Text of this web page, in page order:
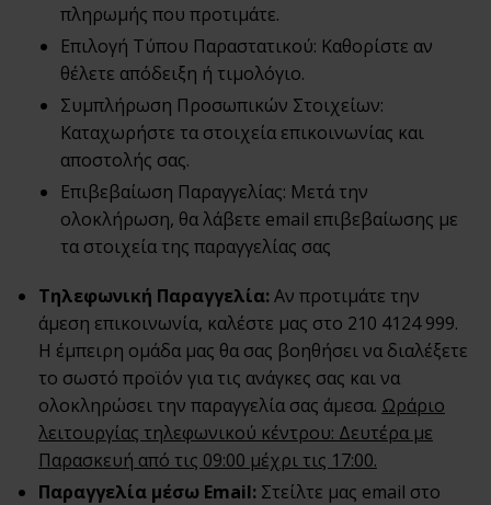
πληρωμής που προτιμάτε.
Επιλογή Τύπου Παραστατικού: Καθορίστε αν
θέλετε απόδειξη ή τιμολόγιο.
Συμπλήρωση Προσωπικών Στοιχείων:
Καταχωρήστε τα στοιχεία επικοινωνίας και
αποστολής σας.
Επιβεβαίωση Παραγγελίας: Μετά την
ολοκλήρωση, θα λάβετε email επιβεβαίωσης με
τα στοιχεία της παραγγελίας σας
Τηλεφωνική Παραγγελία:Αν προτιμάτε την
άμεση επικοινωνία, καλέστε μας στο 210 4124 999.
Η έμπειρη ομάδα μας θα σας βοηθήσει να διαλέξετε
το σωστό προϊόν για τις ανάγκες σας και να
ολοκληρώσει την παραγγελία σας άμεσα. Ωράριο
λειτουργίας τηλεφωνικού κέντρου: Δευτέρα με
Παρασκευή από τις 09:00 μέχρι τις 17:00.
Παραγγελία μέσω Email: Στείλτε μας email στο